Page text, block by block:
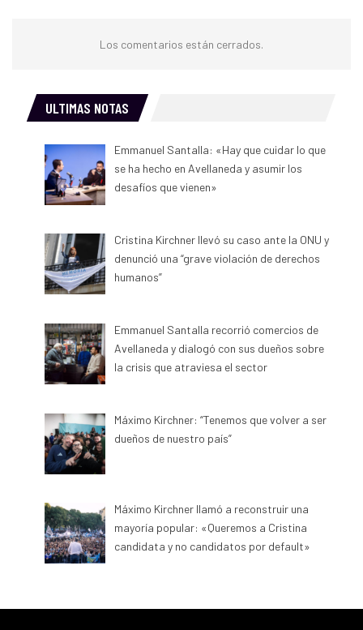
Los comentarios están cerrados.
ULTIMAS NOTAS
Emmanuel Santalla: «Hay que cuidar lo que
se ha hecho en Avellaneda y asumir los
desafíos que vienen»
Cristina Kirchner llevó su caso ante la ONU y
denunció una “grave violación de derechos
humanos”
Emmanuel Santalla recorrió comercios de
Avellaneda y dialogó con sus dueños sobre
la crisis que atraviesa el sector
Máximo Kirchner: “Tenemos que volver a ser
dueños de nuestro país”
Máximo Kirchner llamó a reconstruir una
mayoría popular: «Queremos a Cristina
candidata y no candidatos por default»